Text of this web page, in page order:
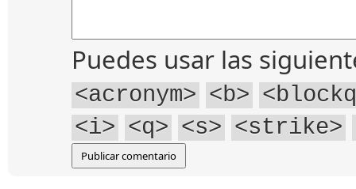
Puedes usar las
<acronym> <b>
<i> <q> <s> <strike>